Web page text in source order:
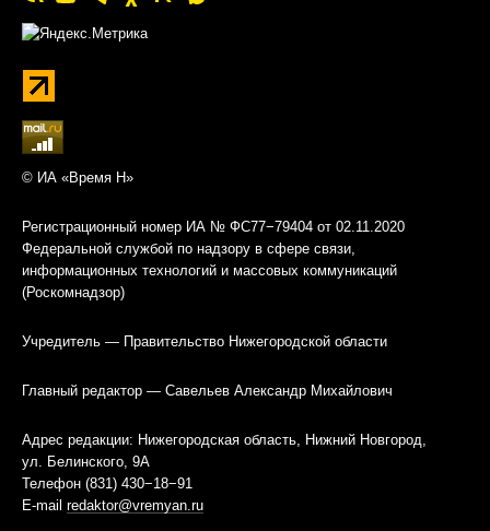
© ИА «Время Н»
Регистрационный номер ИА № ФС77−79404 от 02.11.2020
Федеральной службой по надзору в сфере связи,
информационных технологий и массовых коммуникаций
(Роскомнадзор)
Учредитель — Правительство Нижегородской области
Главный редактор — Савельев Александр Михайлович
Адрес редакции: Нижегородская область, Нижний Новгород,
ул. Белинского, 9А
Телефон (831) 430−18−91
E-mail redaktor@vremyan.ru